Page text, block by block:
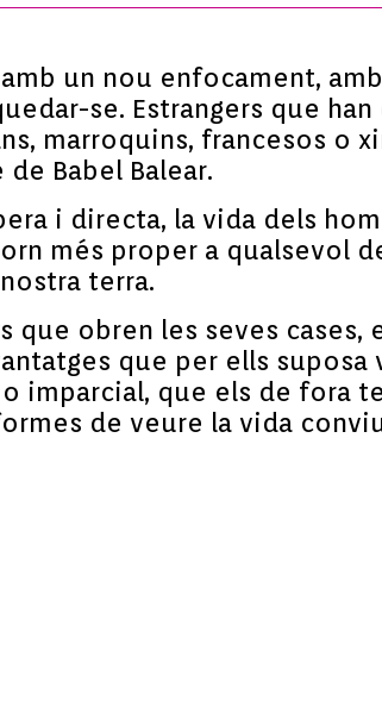
un nou enfocament,
se. Estrangers que
marroquins, francesos o
Babel Balear.
i directa, la vida dels
més proper a qualsevol
terra.
obren les seves cases,
que per ells suposa
imparcial, que els de fora
de veure la vida